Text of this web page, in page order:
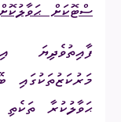
ސްޓޮކަށް
ފާއިތުވެދިޔަ
މަރުކަޒުތަކުގައި
ޙަވާލުކުރާ